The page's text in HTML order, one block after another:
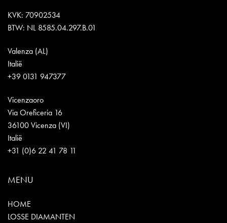
KVK: 70902534
BTW: NL 8585.04.297.B.01
Valenza (AL)
Italië
+39 0131 947377
Vicenzaoro
Via Oreficeria 16
36100 Vicenza (VI)
Italië
+31 (0)6 22 41 78 11
MENU
HOME
LOSSE DIAMANTEN